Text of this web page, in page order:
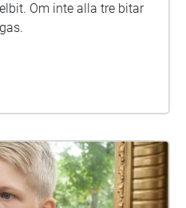
Om inte alla tre bitar